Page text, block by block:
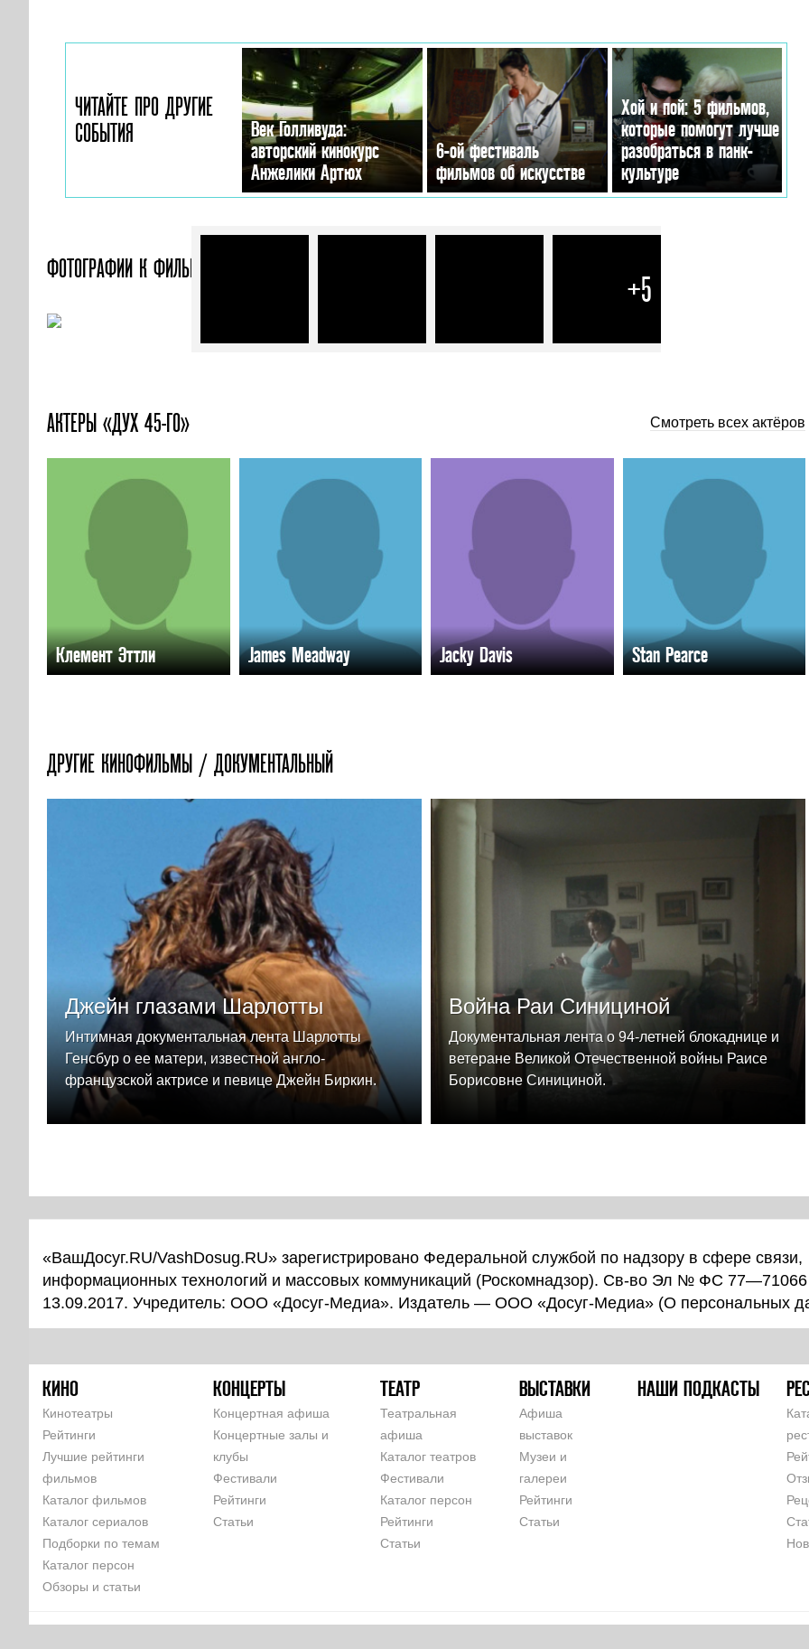
ЧИТАЙТЕ ПРО ДРУГИЕ
СОБЫТИЯ
Век Голливуда:
авторский кинокурс
Анжелики Артюх
6-ой фестиваль
фильмов об искусстве
Хой и пой: 5 фильмов,
которые помогут лучше
разобраться в панк-
культуре
ФОТОГРАФИИ К ФИЛЬМУ «ДУХ 45-ГО»
+5
АКТЕРЫ «ДУХ 45-ГО» Смотреть всех актёров
Клемент Эттли James Meadway Jacky Davis Stan Pearce
ДРУГИЕ КИНОФИЛЬМЫ / ДОКУМЕНТАЛЬНЫЙ
Джейн глазами Шарлотты
Интимная документальная лента Шарлотты
Генсбур о ее матери, известной англо-
французской актрисе и певице Джейн Биркин.
Война Раи Синициной
Документальная лента о 94-летней блокаднице и
ветеране Великой Отечественной войны Раисе
Борисовне Синициной.
«ВашДосуг.RU/VashDosug.RU» зарегистрировано Федеральной службой по надзору в сфере связи,
информационных технологий и массовых коммуникаций (Роскомнадзор). Св-во Эл № ФС 77—71066
13.09.2017. Учредитель: ООО «Досуг-Медиа». Издатель — ООО «Досуг-Медиа» (О персональных
КИНО
Кинотеатры
Рейтинги
Лучшие рейтинги
фильмов
Каталог фильмов
Каталог сериалов
Подборки по темам
Каталог персон
Обзоры и статьи
КОНЦЕРТЫ
Концертная афиша
Концертные залы и
клубы
Фестивали
Рейтинги
Статьи
ТЕАТР
Театральная
афиша
Каталог театров
Фестивали
Каталог персон
Рейтинги
Статьи
ВЫСТАВКИ
Афиша
выставок
Музеи и
галереи
Рейтинги
Статьи
НАШИ ПОДКАСТЫ